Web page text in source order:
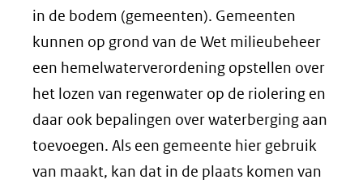
in de bodem (gemeenten). Gemeenten
kunnen op grond van de Wet milieubeheer
een hemelwaterverordening opstellen over
het lozen van regenwater op de riolering en
daar ook bepalingen over waterberging aan
toevoegen. Als een gemeente hier gebruik
van maakt, kan dat in de plaats komen van